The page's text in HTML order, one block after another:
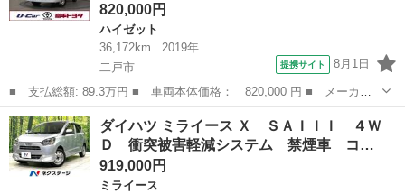
820,000円
ハイゼット
36,172km
2019年
二戸市
提携サイト 8月1日
■ 支払総額: 89.3万円 ■ 車両本体価格： 820,000 円 ■ メーカー
名： ダイハツ ■ 車種名： ハイゼットトラック ■ グレード
名： スタンダード ４ＷＤ ＥＴＣ ■ 排気量： 660cc ■ ドア枚
数： ...
岩手 二戸市 ハイゼット
ダイハツ ミライース Ｘ ＳＡＩＩＩ ４Ｗ
Ｄ 衝突被害軽減システム 禁煙車 コ…
919,000円
ミライース